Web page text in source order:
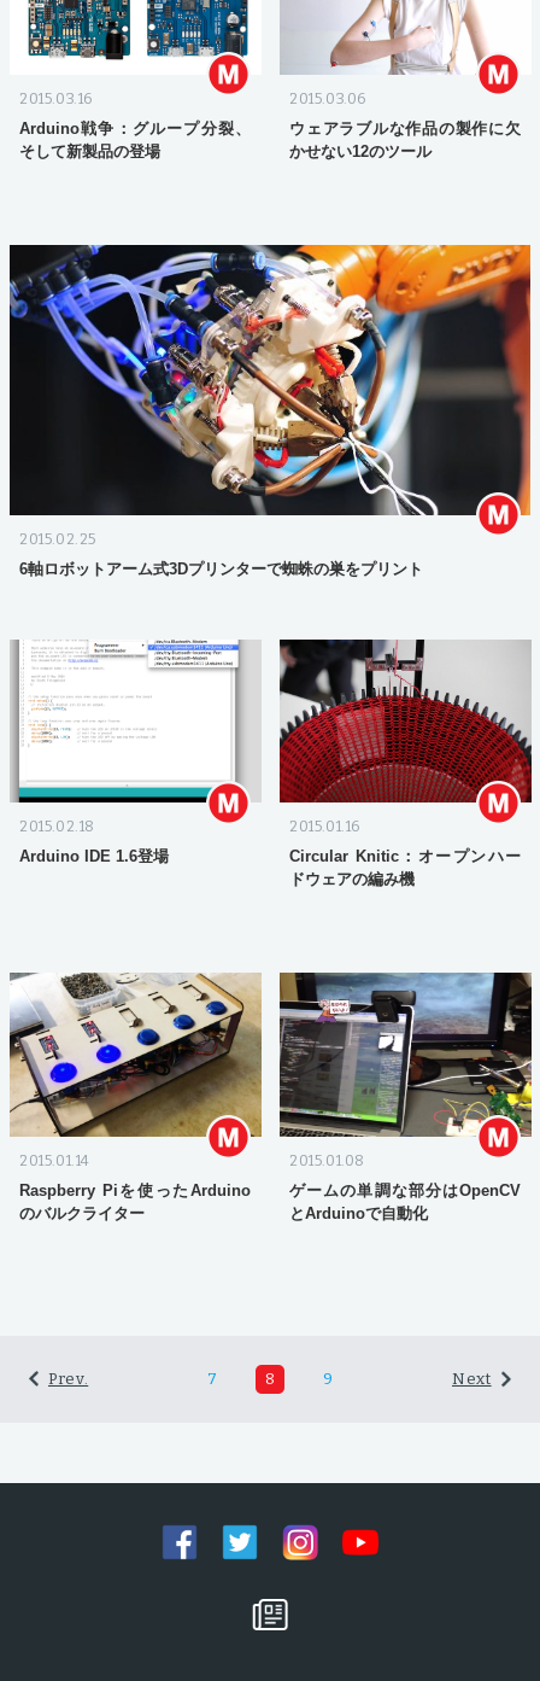
2015.03.16
Arduino戦争：グループ分裂、
そして新製品の登場
2015.03.06
ウェアラブルな作品の製作に欠
かせない12のツール
2015.02.25
6軸ロボットアーム式3Dプリンターで蜘蛛の巣をプリント
2015.02.18
Arduino IDE 1.6登場
2015.01.16
Circular Knitic：オープンハー
ドウェアの編み機
2015.01.14
Raspberry Piを使ったArduino
のバルクライター
2015.01.08
ゲームの単調な部分はOpenCV
とArduinoで自動化
Prev. 7 8 9 Next